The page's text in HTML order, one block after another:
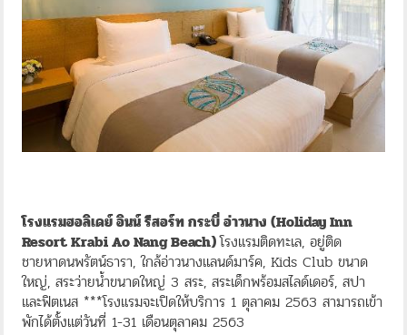
โรงแรมฮอลิเดย์ อินน์ รีสอร์ท กระบี่ อ่าวนาง (Holiday Inn
Resort Krabi Ao Nang Beach)โรงแรมติดทะเล, อยู่ติด
ชายหาดนพรัตน์ธารา, ใกล้อ่าวนางแลนด์มาร์ค, Kids Club ขนาด
ใหญ่, สระว่ายน้ำขนาดใหญ่ 3 สระ, สระเด็กพร้อมสไลด์เดอร์, สปา
และฟิตเนส ***โรงแรมจะเปิดให้บริการ 1 ตุลาคม 2563 สามารถเข้า
พักได้ตั้งแต่วันที่ 1-31 เดือนตุลาคม 2563